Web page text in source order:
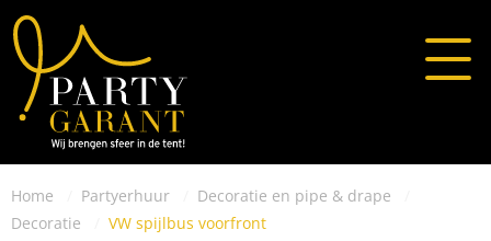
Home Partyerhuur
Decoratie en pipe & drape
Decoratie
VW spijlbus voorfront